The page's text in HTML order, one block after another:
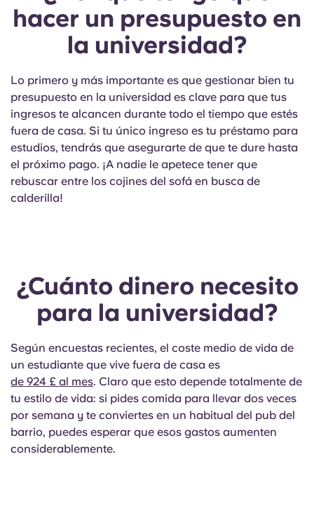
hacer un presupuesto en
la universidad?
Lo primero y más importante es que gestionar bien tu
presupuesto en la universidad es clave para que tus
ingresos te alcancen durante todo el tiempo que estés
fuera de casa. Si tu único ingreso es tu préstamo para
estudios, tendrás que asegurarte de que te dure hasta
el próximo pago. ¡A nadie le apetece tener que
rebuscar entre los cojines del sofá en busca de
calderilla!
¿Cuánto dinero necesito
para la universidad?
Según encuestas recientes, el coste medio de vida de
un estudiante que vive fuera de casa es
de 924 £ al mes. Claro que esto depende totalmente de
tu estilo de vida: si pides comida para llevar dos veces
por semana y te conviertes en un habitual del pub del
barrio, puedes esperar que esos gastos aumenten
considerablemente.